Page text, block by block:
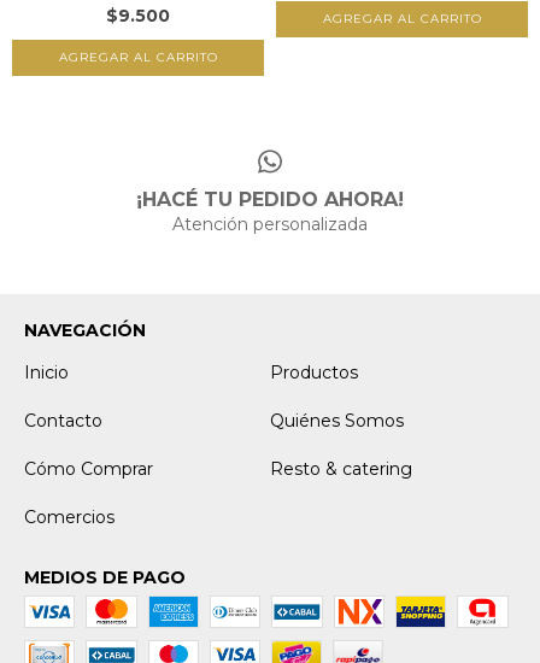
$9.500
¡HACÉ TU PEDIDO AHORA!
Atención personalizada
NAVEGACIÓN
Inicio
Productos
Contacto Quiénes Somos
Cómo Comprar Resto & catering
Comercios
MEDIOS DE PAGO